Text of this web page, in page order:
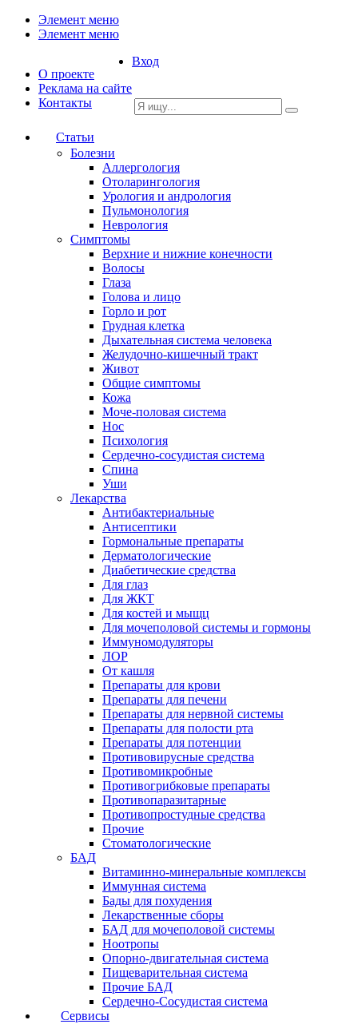
Элемент меню
Элемент меню
О проекте
Реклама на сайте
Контакты
Вход
Статьи
Болезни
Аллергология
Отоларингология
Урология и андрология
Пульмонология
Неврология
Симптомы
Верхние и нижние конечности
Волосы
Глаза
Голова и лицо
Горло и рот
Грудная клетка
Дыхательная система человека
Желудочно-кишечный тракт
Живот
Общие симптомы
Кожа
Моче-половая система
Нос
Психология
Сердечно-сосудистая система
Спина
Уши
Лекарства
Антибактериальные
Антисептики
Гормональные препараты
Дерматологические
Диабетические средства
Для глаз
Для ЖКТ
Для костей и мыщц
Для мочеполовой системы и гормоны
Иммуномодуляторы
ЛОР
От кашля
Препараты для крови
Препараты для печени
Препараты для нервной системы
Препараты для полости рта
Препараты для потенции
Противовирусные средства
Противомикробные
Противогрибковые препараты
Противопаразитарные
Противопростудные средства
Прочие
Стоматологические
БАД
Витаминно-минеральные комплексы
Иммунная система
Бады для похудения
Лекарственные сборы
БАД для мочеполовой системы
Ноотропы
Опорно-двигательная система
Пищеварительная система
Прочие БАД
Сердечно-Сосудистая система
Сервисы